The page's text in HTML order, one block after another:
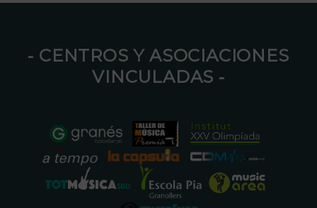
⁃ CENTROS Y ASOCIACIONES
VINCULADAS ⁃